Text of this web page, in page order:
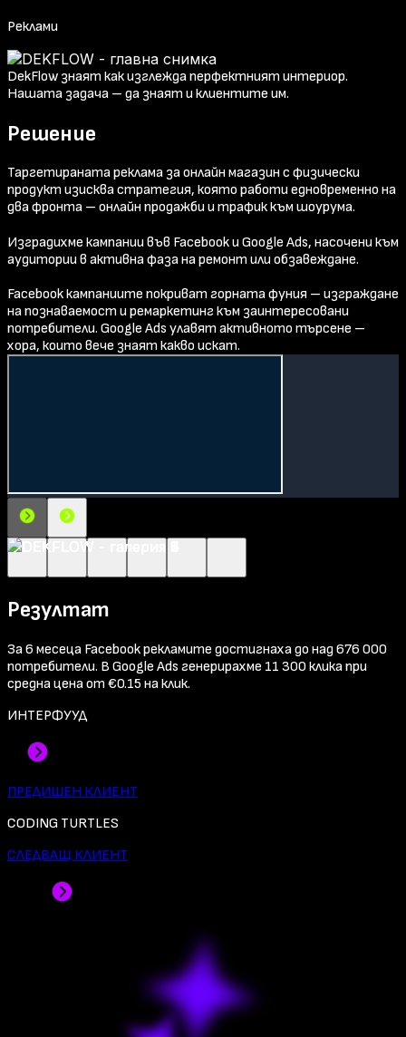
Реклами
DekFlow знаят как изглежда перфектният интериор.
Нашата задача – да знаят и клиентите им.
Решение
Таргетираната реклама за онлайн магазин с физически
продукт изисква стратегия, която работи едновременно на
два фронта – онлайн продажби и трафик към шоурума.
Изградихме кампании във Facebook и Google Ads, насочени към
аудитории в активна фаза на ремонт или обзавеждане.
Facebook кампаниите покриват горната фуния – изграждане
на познаваемост и ремаркетинг към заинтересовани
потребители. Google Ads улавят активното търсене –
хора, които вече знаят какво искат.
Резултат
За 6 месеца Facebook рекламите достигнаха до над 676 000
потребители. В Google Ads генерирахме 11 300 клика при
средна цена от €0.15 на клик.
ИНТЕРФУУД
ПРЕДИШЕН КЛИЕНТ
CODING TURTLES
СЛЕДВАЩ КЛИЕНТ